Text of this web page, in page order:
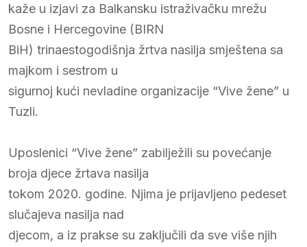
kaže u izjavi za Balkansku istraživačku mrežu
Bosne i Hercegovine (BIRN
BiH) trinaestogodišnja žrtva nasilja smještena sa
majkom i sestrom u
sigurnoj kući nevladine organizacije “Vive žene” u
Tuzli.
Uposlenici “Vive žene” zabilježili su povećanje
broja djece žrtava nasilja
tokom 2020. godine. Njima je prijavljeno pedeset
slučajeva nasilja nad
djecom, a iz prakse su zaključili da sve više njih